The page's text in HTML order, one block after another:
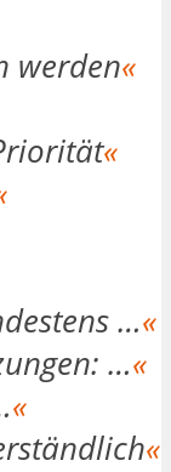
werden«
«
…«
…«
«
«